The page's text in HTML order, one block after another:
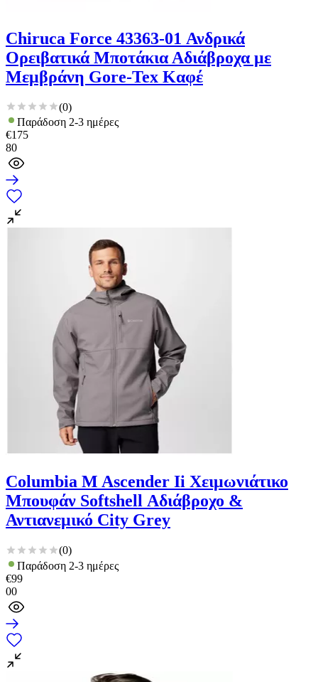
Chiruca Force 43363-01 Ανδρικά
Ορειβατικά Μποτάκια Αδιάβροχα με
Μεμβράνη Gore-Tex Καφέ
(0)
Παράδοση 2-3 ημέρες
€175
80
Columbia M Ascender Ii Χειμωνιάτικο
Μπουφάν Softshell Αδιάβροχο &
Αντιανεμικό City Grey
(0)
Παράδοση 2-3 ημέρες
€99
00